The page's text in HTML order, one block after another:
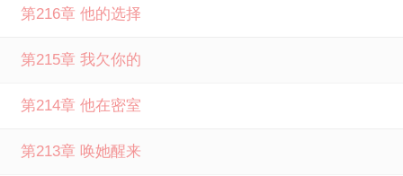
法可以让女子肤如凝脂，气色变好，不易衰老，甚至能让有
缘人散发独有体香。据说四大美女之首西施就修练过此心
您喜欢瑾年何处笑春风麦田里的麦子们最新章节，请分享给
您的好友一起来言情小说网免费阅读。
第216章 他的选择
第215章 我欠你的
第214章 他在密室
第213章 唤她醒来